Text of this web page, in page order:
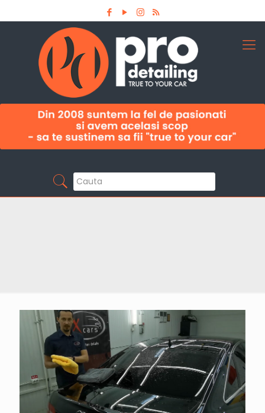
Aboneaza-te la newsletter
Pro Detailing
Sunt primul care afla noutatile din domeniu la